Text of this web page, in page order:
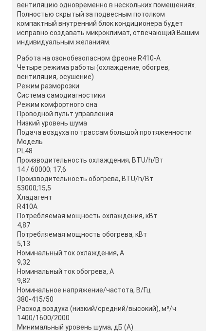
вентиляцию одновременно в нескольких помещениях.
Полностью скрытый за подвесным потолком
компактный внутренний блок кондиционера будет
исправно создавать микроклимат, отвечающий Вашим
индивидуальным желаниям.
Работа на озонобезопасном фреоне R410-A
Четыре режима работы (охлаждение, обогрев,
вентиляция, осушение)
Режим разморозки
Система самодиагностики
Режим комфортного сна
Проводной пульт управления
Низкий уровень шума
Подача воздуха по трассам большой протяженности
Модель
PL48
Производительность охлаждения, BTU/h/Вт
14 / 60000; 17,6
Производительность обогрева, BTU/h/Вт
53000;15,5
Хладагент
R410A
Потребляемая мощность охлаждения, кВт
4,87
Потребляемая мощность обогрева, кВт
5,13
Номинальный ток охлаждения, А
9,32
Номинальный ток обогрева, А
9,82
Номинальное напряжение/частота, В/Гц
380-415/50
Расход воздуха (низкий/средний/высокий), м³/ч
1400/1600/2000
Минимальный уровень шума, дБ (A)